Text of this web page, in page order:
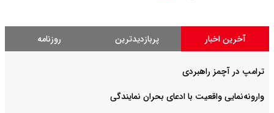
آخرین اخبار پربازدیدترین روزنامه
ترامپ در آچمز راهبردی
وارونه‌نمایی واقعیت با ادعای بحران نمایندگی